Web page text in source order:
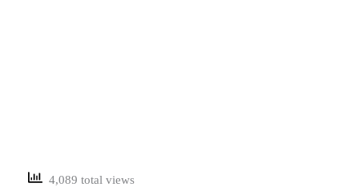
4,089 total views